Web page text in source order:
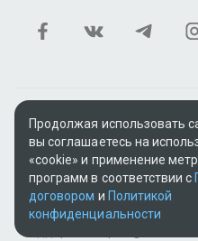
Теле и видеоконтент TV+
(Государственная
В рамках услуги «Видео по
фильмов и сериалов tv+»
онлайн-кинотеатром MEGOGO.
Продолжая использовать
вы соглашаетесь на
«cookie» и применение
программ в соответствии с
договором и Политикой
конфиденциальности